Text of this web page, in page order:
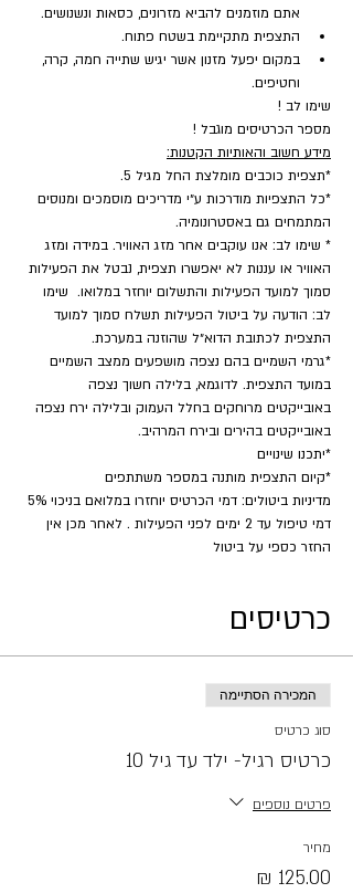
אתם מוזמנים להביא מזרונים, כסאות ונשנושים.
התצפית מתקיימת בשטח פתוח.
במקום יפעל מזנון אשר יגיש שתייה חמה, קרה,
וחטיפים.
שימו לב !
מספר הכרטיסים מוגבל !
מידע חשוב והאותיות הקטנות:
*תצפית כוכבים מומלצת החל מגיל 5.
*כל התצפיות מודרכות ע״י מדריכים מוסמכים ומנוסים
המתמחים גם באסטרונומיה.
* שימו לב: אנו עוקבים אחר מזג האוויר. במידה ומזג
האוויר או עננות לא יאפשרו תצפית, נבטל את הפעילות
סמוך למועד הפעילות והתשלום יוחזר במלואו.  שימו
לב: הודעה על ביטול הפעילות תשלח סמוך למועד
התצפית לכתובת הדוא״ל שהוזנה במערכת.
*גרמי השמיים בהם נצפה מושפעים ממצב השמיים
במועד התצפית. לדוגמא, בלילה חשוך נצפה
באובייקטים מרוחקים בחלל העמוק ובלילה ירח נצפה
באובייקטים בהירים ובירח המרהיב.
*יתכנו שינויים
​*קיום התצפית מותנה במספר משתתפים
דמי טיפול עד 2 ימים לפני הפעילות . לאחר מכן אין
החזר כספי על ביטול
כרטיסים
המכירה הסתיימה
סוג כרטיס
כרטיס רגיל- ילד עד גיל 10
פרטים נוספים
מחיר